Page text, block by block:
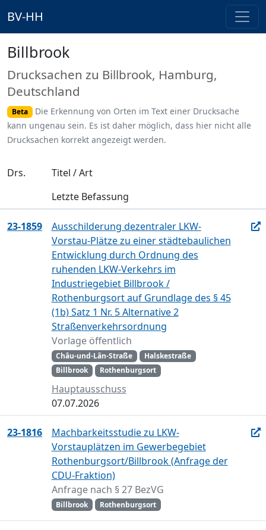
BV-HH
Billbrook
Drucksachen zu Billbrook, Hamburg,
Deutschland
Beta
Die Erkennung von Orten im Text einer Drucksache
kann ungenau sein. Es ist daher möglich, dass hier nicht alle
Drucksachen korrekt angezeigt werden.
Drs.
Titel / Art
Letzte Befassung
23-1859
Ausschilderung dezentraler LKW-
Vorstau-Plätze zu einer städtebaulichen
Entwicklung durch Ordnung des
ruhenden LKW-Verkehrs im
Industriegebiet Billbrook /
Rothenburgsort auf Grundlage des § 45
(1b) Satz 1 Nr. 5 Alternative 2
Straßenverkehrsordnung
Vorlage öffentlich
Châu-und-Lân-Straße
Halskestraße
Billbrook
Rothenburgsort
Hauptausschuss
07.07.2026
23-1816
Machbarkeitsstudie zu LKW-
Vorstauplätzen im Gewerbegebiet
Rothenburgsort/Billbrook (Anfrage der
CDU-Fraktion)
Anfrage nach § 27 BezVG
Billbrook Rothenburgsort